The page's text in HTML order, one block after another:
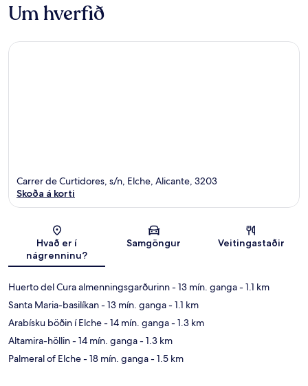
Um hverfið
Kort
Carrer de Curtidores, s/n, Elche, Alicante, 3203
Skoða á korti
Hvað er í
nágrenninu?
Samgöngur Veitingastaðir
Huerto del Cura almenningsgarðurinn- 13 mín. ganga- 1.1 km
Santa Maria-basilíkan- 13 mín. ganga- 1.1 km
Arabísku böðin í Elche- 14 mín. ganga- 1.3 km
Altamira-höllin- 14 mín. ganga- 1.3 km
Palmeral of Elche- 18 mín. ganga- 1.5 km